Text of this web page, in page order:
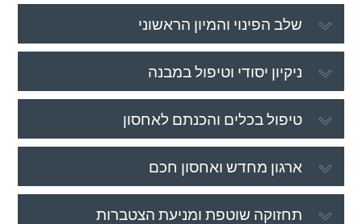
שלב הפינוי והמיון הראשוני
ניקיון יסודי וטיפול במבנה
טיפול בכלים והכנתם לאחסון
ארגון מחדש ואחסון חכם
תחזוקה שוטפת ומניעת הצטברות